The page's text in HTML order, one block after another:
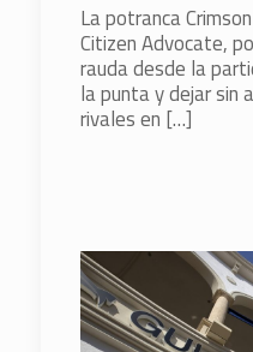
La potranca
Citizen Advocate,
rauda desde la
la punta y dejar sin
rivales en […]